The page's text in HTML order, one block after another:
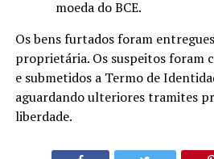
moeda do BCE.
Os bens furtados foram
proprietária. Os suspeitos foram
e submetidos a Termo de
aguardando ulteriores tramites
liberdade.